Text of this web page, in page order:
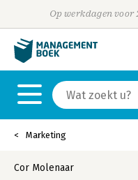
Op werkdagen voor
Marketing
Cor Molenaar